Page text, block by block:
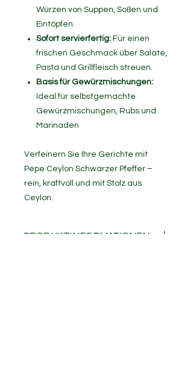
Würzen von Suppen, Soßen und
Eintöpfen.
Sofort servierfertig: Für einen
frischen Geschmack über Salate,
Pasta und Grillfleisch streuen.
Basis für Gewürzmischungen:
Ideal für selbstgemachte
Gewürzmischungen, Rubs und
Marinaden
Verfeinern Sie Ihre Gerichte mit
Pepe Ceylon Schwarzer Pfeffer –
rein, kraftvoll und mit Stolz aus
Ceylon.
PRODUKTINFORMATIONEN